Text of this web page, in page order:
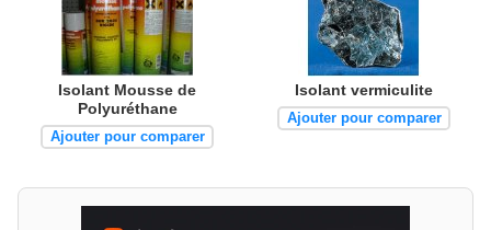
Isolant Mousse de
Polyuréthane
Ajouter pour comparer
Isolant vermiculite
Ajouter pour comparer